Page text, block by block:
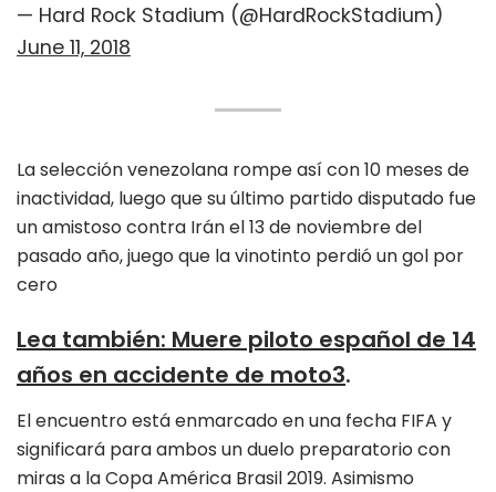
— Hard Rock Stadium (@HardRockStadium)
June 11, 2018
La selección venezolana rompe así con 10 meses de
inactividad, luego que su último partido disputado fue
un amistoso contra Irán el 13 de noviembre del
pasado año, juego que la vinotinto perdió un gol por
cero
Lea también: Muere piloto español de 14
años en accidente de moto3.
El encuentro está enmarcado en una fecha FIFA y
significará para ambos un duelo preparatorio con
miras a la Copa América Brasil 2019. Asimismo